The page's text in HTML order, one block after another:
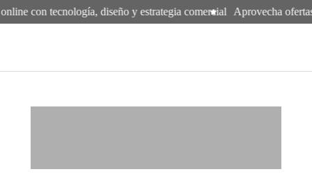
con tecnología, diseño y estrategia comercial Aprovecha